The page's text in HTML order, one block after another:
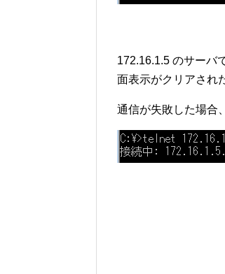
172.16.1.5 のサーバ
面表示がクリアされ
通信が失敗した場合